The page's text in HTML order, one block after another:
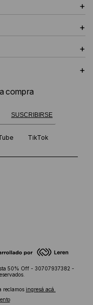
+
+
+
+
compra
SUSCRIBIRSE
TikTok
50% Off - 30707937382 -
reclamos ingresá acá.